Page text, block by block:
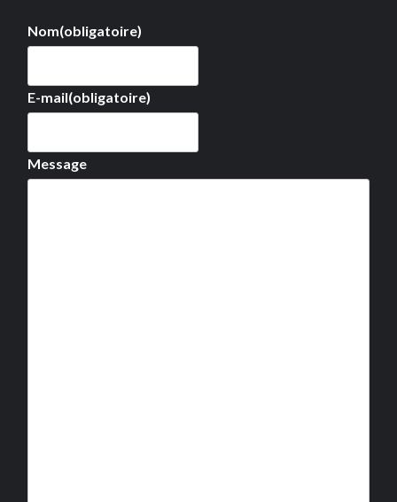
Nom(obligatoire)
E-mail(obligatoire)
Message